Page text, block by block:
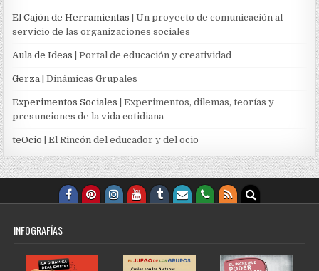
El Cajón de Herramientas | Un proyecto de comunicación al
servicio de las organizaciones sociales
Aula de Ideas | Portal de educación y creatividad
Gerza | Dinámicas Grupales
Experimentos Sociales | Experimentos, dilemas, teorías y
presunciones de la vida cotidiana
teOcio | El Rincón del educador y del ocio
INFOGRAFÍAS